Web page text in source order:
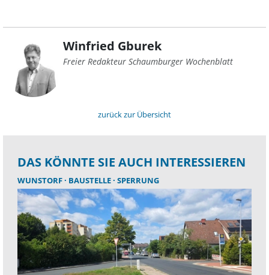
Winfried Gburek
Freier Redakteur Schaumburger Wochenblatt
zurück zur Übersicht
DAS KÖNNTE SIE AUCH INTERESSIEREN
WUNSTORF BAUSTELLE SPERRUNG